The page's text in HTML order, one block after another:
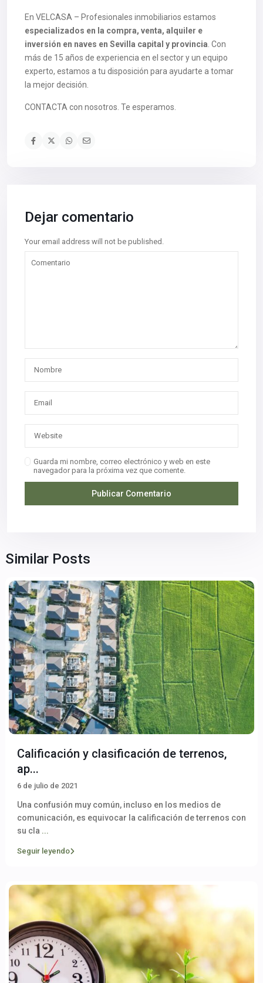
En VELCASA – Profesionales inmobiliarios estamos
especializados en la compra, venta, alquiler e
inversión en naves en Sevilla capital y provincia . Con
más de 15 años de experiencia en el sector y un equipo
experto, estamos a tu disposición para ayudarte a tomar
la mejor decisión.
CONTACTA con nosotros. Te esperamos.
Dejar comentario
Your email address will not be published.
Guarda mi nombre, correo electrónico y web en este
navegador para la próxima vez que comente.
Similar Posts
Calificación y clasificación de terrenos,
ap...
6 de julio de 2021
Una confusión muy común, incluso en los medios de
comunicación, es equivocar la calificación de terrenos con
su cla ...
Seguir leyendo